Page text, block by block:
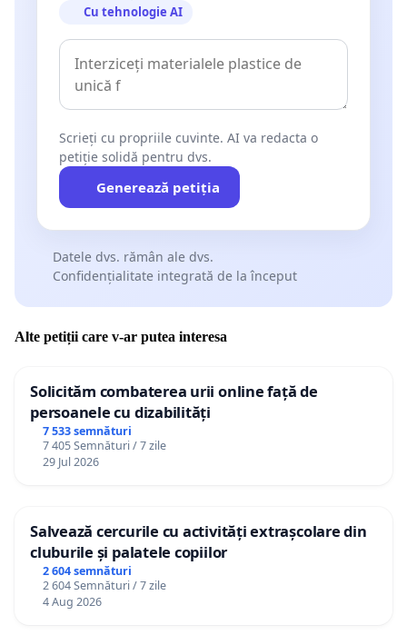
Cu tehnologie AI
Scrieți cu propriile cuvinte. AI va redacta o
petiție solidă pentru dvs.
Generează petiția
Datele dvs. rămân ale dvs.
Confidențialitate integrată de la început
Alte petiții care v-ar putea interesa
Solicităm combaterea urii online față de
persoanele cu dizabilități
7 533 semnături
7 405 Semnături / 7 zile
29 Jul 2026
Salvează cercurile cu activități extrașcolare din
cluburile și palatele copiilor
2 604 semnături
2 604 Semnături / 7 zile
4 Aug 2026